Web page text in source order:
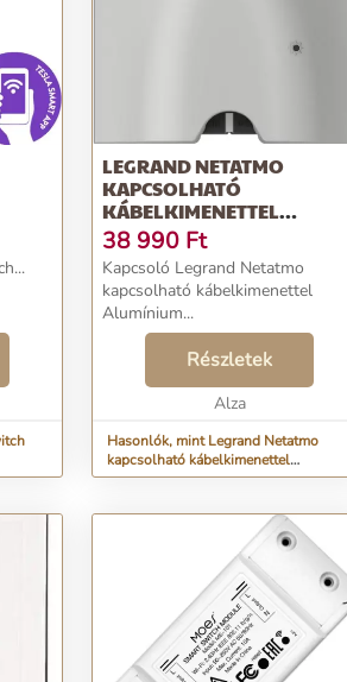
LEGRAND NETATMO
KAPCSOLHATÓ
KÁBELKIMENETTEL
ALUMÍNIUM
38 990 Ft
Kapcsoló Legrand Netatmo
kapcsolható kábelkimenettel
Alumínium...
Részletek
Alza
Hasonlók, mint Legrand Netatmo
kapcsolható kábelkimenettel
Alumínium